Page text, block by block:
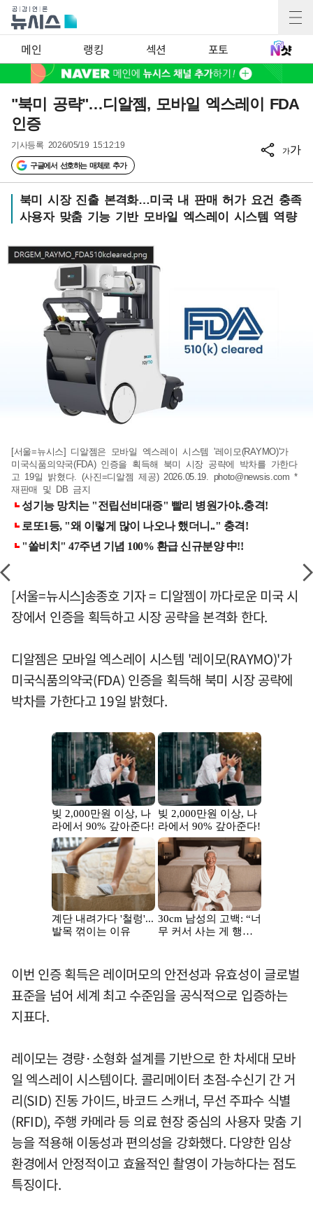
메인 랭킹 섹션 포토
"북미 공략"…디알젬, 모바일 엑스레이 FDA
인증
기사등록 2026/05/19 15:12:19
구글에서 선호하는 매체로 추가
가가
북미 시장 진출 본격화…미국 내 판매 허가 요건 충족
사용자 맞춤 기능 기반 모바일 엑스레이 시스템 역량
[서울=뉴시스] 디알젬은 모바일 엑스레이 시스템 '레이모(RAYMO)'가
미국식품의약국(FDA) 인증을 획득해 북미 시장 공략에 박차를 가한다
고 19일 밝혔다. (사진=디알젬 제공) 2026.05.19. photo@newsis.com *
재판매 및 DB 금지
[서울=뉴시스]송종호 기자 = 디알젬이 까다로운 미국 시
장에서 인증을 획득하고 시장 공략을 본격화 한다.
디알젬은 모바일 엑스레이 시스템 '레이모(RAYMO)'가
미국식품의약국(FDA) 인증을 획득해 북미 시장 공략에
박차를 가한다고 19일 밝혔다.
이번 인증 획득은 레이머모의 안전성과 유효성이 글로벌
표준을 넘어 세계 최고 수준임을 공식적으로 입증하는
지표다.
레이모는 경량·소형화 설계를 기반으로 한 차세대 모바
일 엑스레이 시스템이다. 콜리메이터 초점-수신기 간 거
리(SID) 진동 가이드, 바코드 스캐너, 무선 주파수 식별
(RFID), 주행 카메라 등 의료 현장 중심의 사용자 맞춤 기
능을 적용해 이동성과 편의성을 강화했다. 다양한 임상
환경에서 안정적이고 효율적인 촬영이 가능하다는 점도
특징이다.